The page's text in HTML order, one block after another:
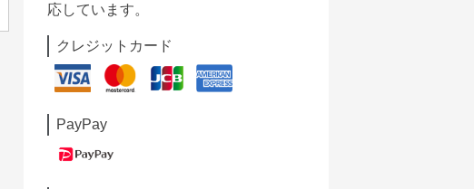
応しています。
クレジットカード
PayPay